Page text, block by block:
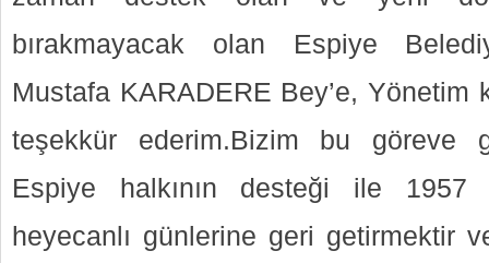
bırakmayacak olan Espiye
Mustafa KARADERE Bey’e, Yönetim
teşekkür ederim.Bizim bu göreve
Espiye halkının desteği ile 1957
heyecanlı günlerine geri getirmektir